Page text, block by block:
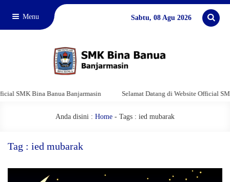
Menu Sabtu, 08 Agu 2026
SMK Bina Banua Banjarmasin Selamat Datang di Website Official SMK
Anda disini : Home - Tags : ied mubarak
Tag : ied mubarak